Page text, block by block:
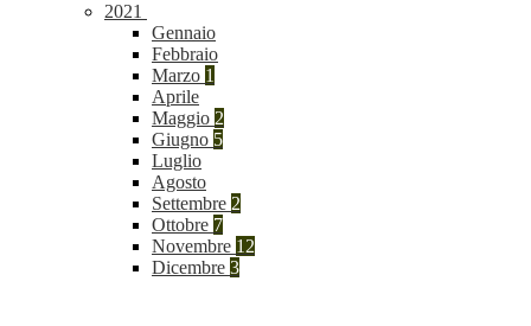
2021
Gennaio
Febbraio
Marzo 1
Aprile
Maggio 2
Giugno 5
Luglio
Agosto
Settembre 2
Ottobre 7
Novembre 12
Dicembre 3